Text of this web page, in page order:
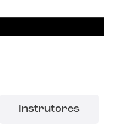
Instrutores